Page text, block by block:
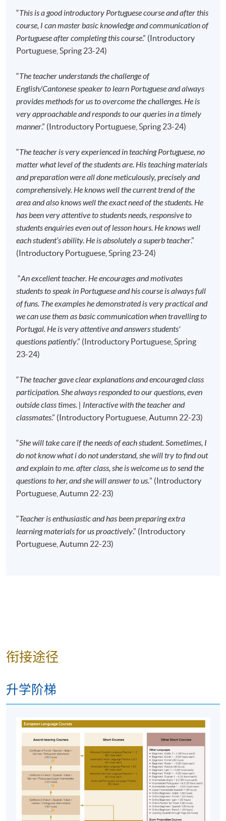
若您於网上报读课程，完成付款手续后，报名方获
接纳及确认。「付款确认通知」会於完成付款手续
后，自动由电脑发送至阁下之电邮地址，请保留有
关之通知电邮，并自行到各区报名中心向职员索取
不论亲身报名或网上报名，请务必
名代码，上课时间及地点后才报名；若发现报错班
别，请立刻通知本校。
若您於开课前一星期内报名，请立刻联系本部门以
作跟进。除课程资料更改外，本院将不会另发上课
开课前约一星期，学员会收到一封电子邮件，其中
，学员在购买课程
书籍时可以享受折扣，除书籍以外的其他课程材料
将在第一堂课中提供。
若因报读人数不足而取消课程，本院将安排退款；
但在其他情况下，则不设退款，学员也不能转至其
他班别或课程。
若个别学员缺席，本院将不提供补课或其他安排。
报名代码
2445-2862AW
开课日期
2026年9月12日 (星期六)
时间
2:30pm - 5:30pm
地点
HPSHCC Campus, 66 Leighton Road,
Causeway Bay, Hong Kong.
现时接受报名
修业期
- 120 课时
- 每课 3 小时
地点
港大保良何鸿燊社区书院
“This is a good introductory Portuguese course and after this
course, I can master basic knowledge and communication of
Portuguese after completing this course.” (Introductory
Portuguese, Spring 23-24)
“The teacher understands the challenge of
English/Cantonese speaker to learn Portuguese and always
provides methods for us to overcome the challenges. He is
very approachable and responds to our queries in a timely
manner.” (Introductory Portuguese, Spring 23-24)
“The teacher is very experienced in teaching Portuguese, no
matter what level of the students are. His teaching materials
and preparation were all done meticulously, precisely and
comprehensively. He knows well the current trend of the
area and also knows well the exact need of the students. He
has been very attentive to students needs, responsive to
students enquiries even out of lesson hours. He knows well
each student’s ability. He is absolutely a superb teacher.”
(Introductory Portuguese, Spring 23-24)
“An excellent teacher. He encourages and motivates
students to speak in Portuguese and his course is always full
of funs. The examples he demonstrated is very practical and
we can use them as basic communication when travelling to
Portugal. He is very attentive and answers students'
questions patiently.” (Introductory Portuguese, Spring
23-24)
“The teacher gave clear explanations and encouraged class
participation. She always responded to our questions, even
outside class times. | Interactive with the teacher and
classmates.” (Introductory Portuguese, Autumn 22-23)
“She will take care if the needs of each student. Sometimes, I
do not know what i do not understand, she will try to find out
and explain to me. after class, she is welcome us to send the
questions to her, and she will answer to us.” (Introductory
Portuguese, Autumn 22-23)
“Teacher is enthusiastic and has been preparing extra
learning materials for us proactively.” (Introductory
Portuguese, Autumn 22-23)
衔接途径
升学阶梯